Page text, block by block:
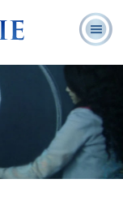
Foire aux
questions